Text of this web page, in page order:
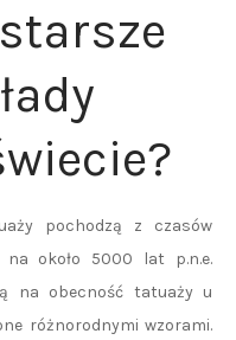
pochodzą z czasów
około 5000 lat p.n.e.
na obecność tatuaży u
różnorodnymi wzorami.